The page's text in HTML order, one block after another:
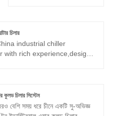
চিলার
industrial chiller
with rich experience,design
lines . Engineered with
control technology,
delivers precise cooling
কুলড চিলার সিস্টেম
বেশি সময় ধরে চীনে একটি সু-অভিজ্ঞ